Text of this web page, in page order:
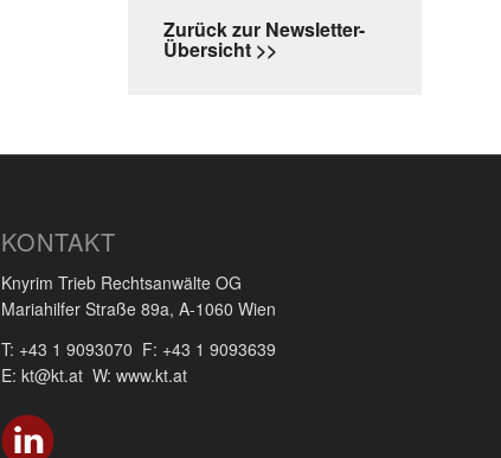
Zurück zur Newsletter-
Übersicht >>
KONTAKT
Knyrim Trieb Rechtsanwälte OG
Mariahilfer Straße 89a, A-1060 Wien
T: +43 1 9093070 F: +43 1 9093639
E: kt@kt.at W: www.kt.at